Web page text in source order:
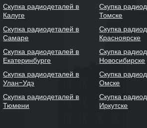
Скупка радиодеталей в
Калуге
Скупка радиодеталей в
Самаре
Скупка радиодеталей в
Екатеринбурге
Скупка радиодеталей в
Улан-Удэ
Скупка радиодеталей в
Тюмени
Скупка
Томске
Скупка
Красноярске
Скупка
Новосибирске
Скупка
Омске
Скупка
Иркутске